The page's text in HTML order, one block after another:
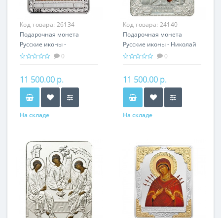
Код товара: 26134
Подарочная монета
Русские иконы -
Неупиваемая чаша
православный подарок
0
11 500.00 р.
На складе
Код товара: 24140
Подарочная монета
Русские иконы - Николай
Чудотворец серебро 25.00
подарок
0
11 500.00 р.
На складе